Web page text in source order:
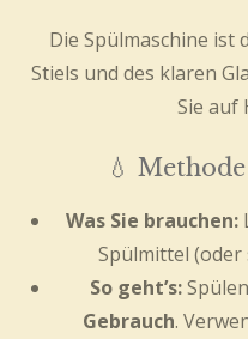
Die Spülmaschine ist
Stiels und des klaren
Sie auf
💧
Was Sie brauchen:
Spülmittel (oder
So geht’s:
Gebrauch.